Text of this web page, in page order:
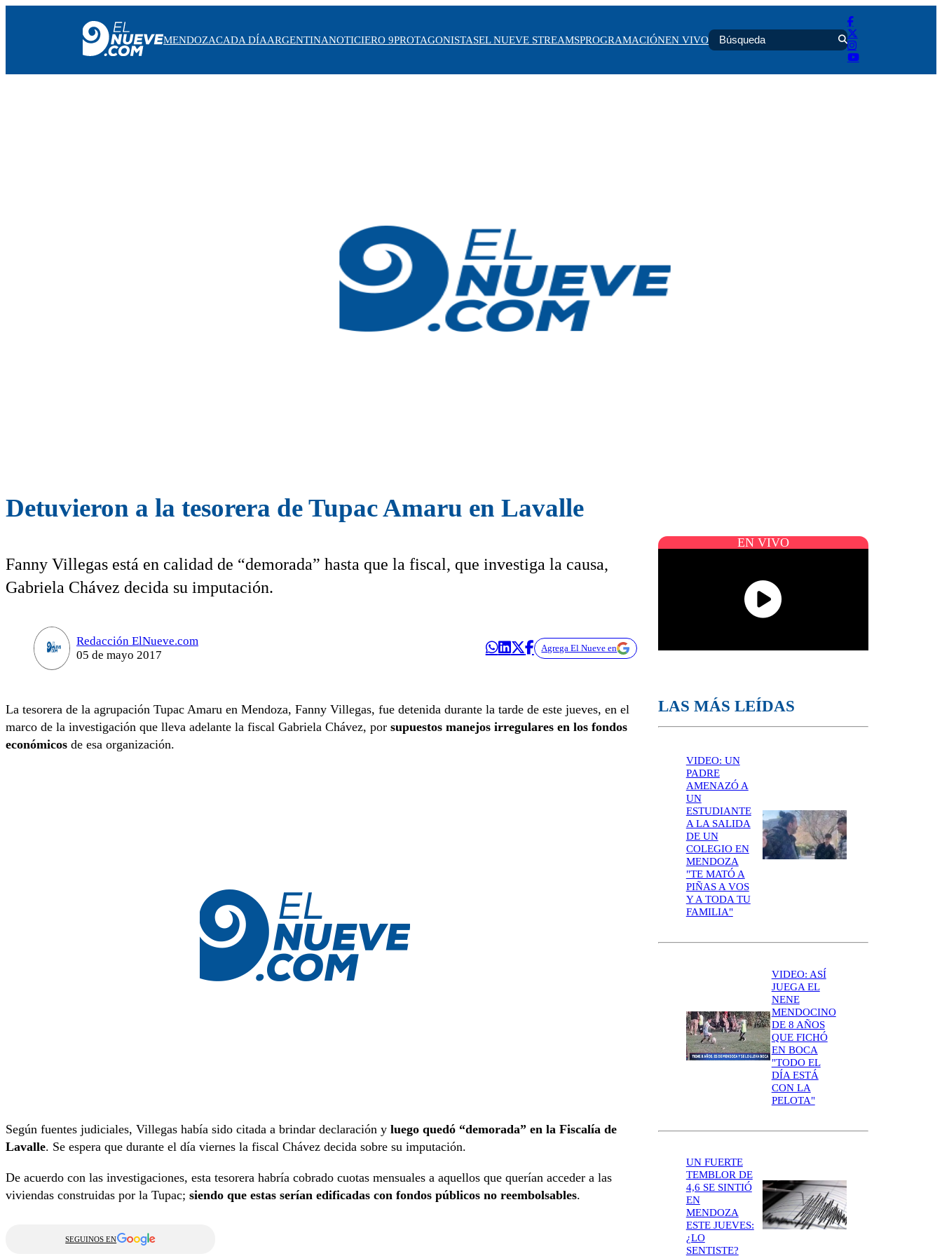
MENDOZACADA DÍAARGENTINANOTICIERO 9PROTAGONISTASEL NUEVE STREAMSPROGRAMACIÓNEN VIVO
Detuvieron a la tesorera de Tupac Amaru en Lavalle
Fanny Villegas está en calidad de “demorada” hasta que la fiscal, que investiga la causa,
Gabriela Chávez decida su imputación.
Redacción ElNueve.com
05 de mayo 2017
Agrega El Nueve en
La tesorera de la agrupación Tupac Amaru en Mendoza, Fanny Villegas, fue detenida durante la tarde de este jueves, en el
marco de la investigación que lleva adelante la fiscal Gabriela Chávez, por supuestos manejos irregulares en los fondos
económicos de esa organización.
Según fuentes judiciales, Villegas había sido citada a brindar declaración y luego quedó “demorada” en la Fiscalía de
Lavalle. Se espera que durante el día viernes la fiscal Chávez decida sobre su imputación.
De acuerdo con las investigaciones, esta tesorera habría cobrado cuotas mensuales a aquellos que querían acceder a las
viviendas construidas por la Tupac; siendo que estas serían edificadas con fondos públicos no reembolsables.
SEGUINOS EN
EN VIVO
LAS MÁS LEÍDAS
VIDEO: UN
PADRE
AMENAZÓ A
UN
ESTUDIANTE
A LA SALIDA
DE UN
COLEGIO EN
MENDOZA
"TE MATÓ A
PIÑAS A VOS
Y A TODA TU
FAMILIA"
VIDEO: ASÍ
JUEGA EL
NENE
MENDOCINO
DE 8 AÑOS
QUE FICHÓ
EN BOCA
"TODO EL
DÍA ESTÁ
CON LA
PELOTA"
UN FUERTE
TEMBLOR DE
4,6 SE SINTIÓ
EN
MENDOZA
ESTE JUEVES:
¿LO
SENTISTE?